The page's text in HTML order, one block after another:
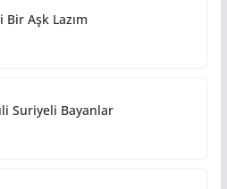
Bir Aşk Lazım
Suriyeli Bayanlar